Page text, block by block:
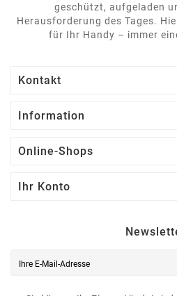
geschützt, aufgeladen
Herausforderung des Tages.
für Ihr Handy – immer
Kontakt
Information
Online-Shops
Ihr Konto